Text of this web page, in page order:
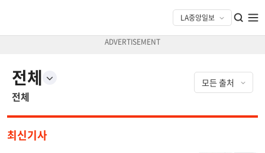
전체
전체
최신기사